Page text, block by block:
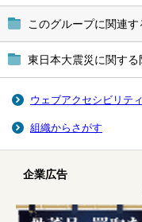
このグループに関連
東日本大震災に関する
ウェブアクセシビリテ
組織からさがす
企業広告